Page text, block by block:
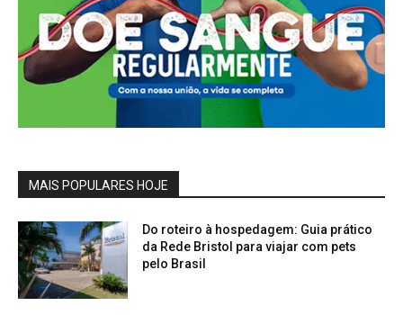
MAIS POPULARES HOJE
Do roteiro à hospedagem: Guia prático
da Rede Bristol para viajar com pets
pelo Brasil